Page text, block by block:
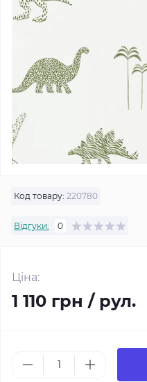
Код товару: 220780
Відгуки: 0
Ціна:
1 110 грн / рул.